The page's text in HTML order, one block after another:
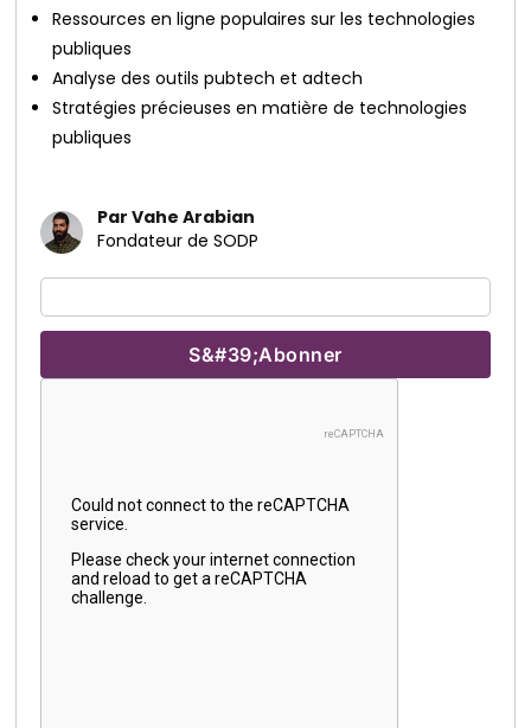
Ressources en ligne populaires sur les technologies
publiques
Analyse des outils pubtech et adtech
Stratégies précieuses en matière de technologies
publiques
Par Vahe Arabian
Fondateur de SODP